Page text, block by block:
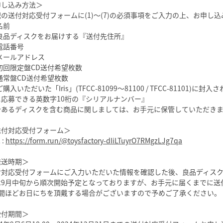
込み方法＞
送付対応受付フォームに(1)〜(7)の必須事項をご入力の上、お申し込
前
品ディスクをお届けする『送付先住所』
話番号
ールアドレス
回限定盤CD送付希望枚数
常盤CD送付希望枚数
購入いただいた「Iris」(TFCC-81099〜81100 / TFCC-81101)に封入
募できる英数字10桁の『シリアルナンバー』
るディスクを含む商品に関しましては、お手元に保管していただき
対応受付フォーム＞
: https://form.run/@toysfactory-dIiLTuyrO7RMgzLJg7qa
時期＞
応受付フォームにご入力いただいた情報を確認した後、良品ディス
月中旬から順次開始予定となっておりますが、お手元に届くまでに
ほどお日にちを頂戴する場合がございますので予めご了承ください。
期間＞